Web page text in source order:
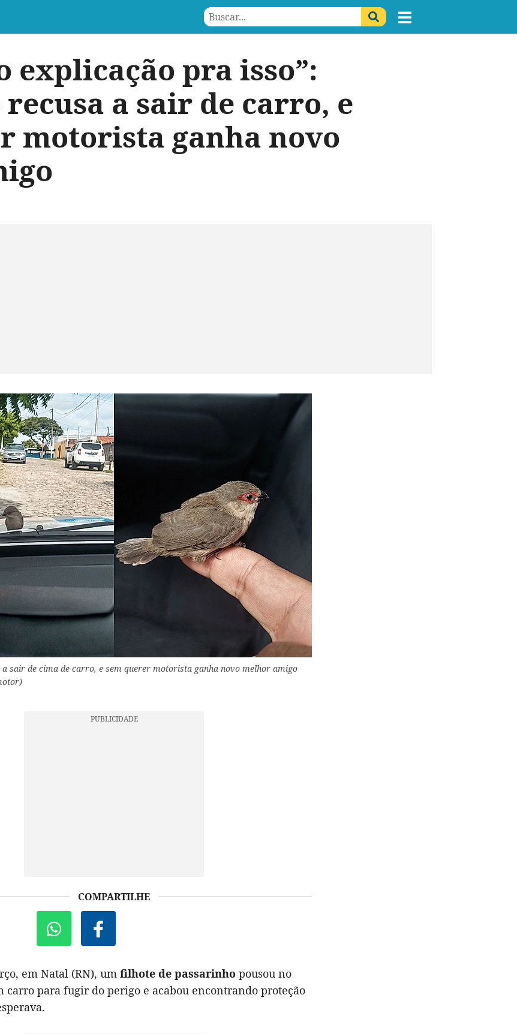
explicação pra isso”:
recusa a sair de carro, e
motorista ganha novo
a sair de cima de carro, e sem querer motorista ganha novo melhor amigo
COMPARTILHE
em Natal (RN), um filhote de passarinho pousou no
carro para fugir do perigo e acabou encontrando proteção